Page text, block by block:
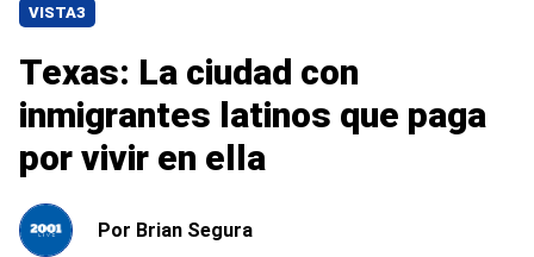
VISTA3
Texas: La ciudad con
inmigrantes latinos que paga
por vivir en ella
Por Brian Segura